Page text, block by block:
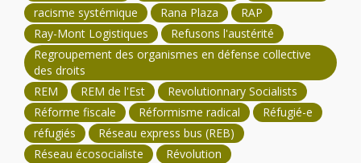
racisme systémique
Rana Plaza
RAP
Ray-Mont Logistiques
Refusons l'austérité
Regroupement des organismes en défense collective
des droits
REM
REM de l'Est
Revolutionnary Socialists
Réforme fiscale
Réformisme radical
Réfugié-e
réfugiés
Réseau express bus (REB)
Réseau écosocialiste
Révolution